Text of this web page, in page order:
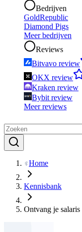
Bedrijven
GoldRepublic
Diamond Pigs
Meer bedrijven
Reviews
Bitvavo review
OKX review
Kraken review
Bybit review
Meer reviews
Home
Kennisbank
Ontvang je